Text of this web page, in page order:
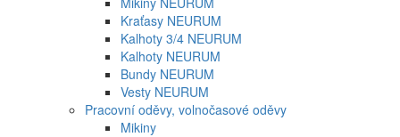
Kraťasy NEURUM
Kalhoty 3/4 NEURUM
Kalhoty NEURUM
Bundy NEURUM
Vesty NEURUM
Pracovní oděvy, volnočasové oděvy
Mikiny